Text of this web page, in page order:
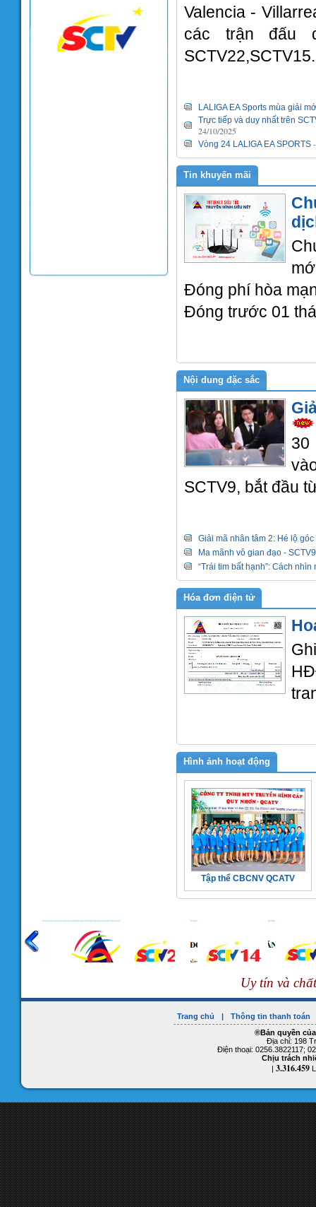
Valencia -
các trận đấu
SCTV22,SCTV15.
LALIGA EA Sports mùa giải
Trực tiếp và duy nhất trên
24/10/2025
Vòng 24 LALIGA EA SPORTS
Tin khuyến mãi
Đóng phí hòa
Đóng trước 01
Nội dung đặc sắc
30
SCTV9, bắt đầu
Giải mã nhân tâm 2: Hé lộ
Ma mãnh vô gian đạo -
“Trái tim bất hạnh”: Cách
Hóa đơn điện tử
Hình ảnh hoạt động
Tập thể CBCNV QCATV
Uy tín và
Trang chủ |
Thông tin thanh toán
®Bản quyền
Địa chỉ: 198
Điện thoại: 0256.3822117;
Chịu trách
| 3.316.459